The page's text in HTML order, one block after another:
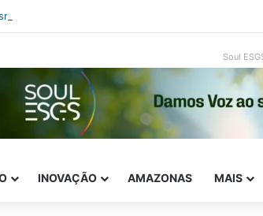
e ESG: como inovar com impacto real
Soul
INOVAÇÃO AMAZONAS MAIS